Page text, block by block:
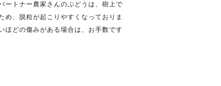
ートナー農家さんのぶどうは、樹上で
め、脱粒が起こりやすくなっておりま
ほどの傷みがある場合は、お手数です